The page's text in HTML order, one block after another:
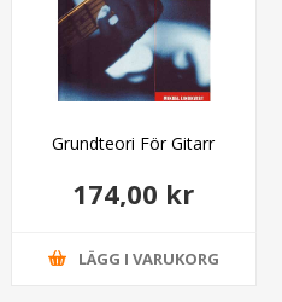
Grundteori För Gitarr
174,00 kr
LÄGG I VARUKORG